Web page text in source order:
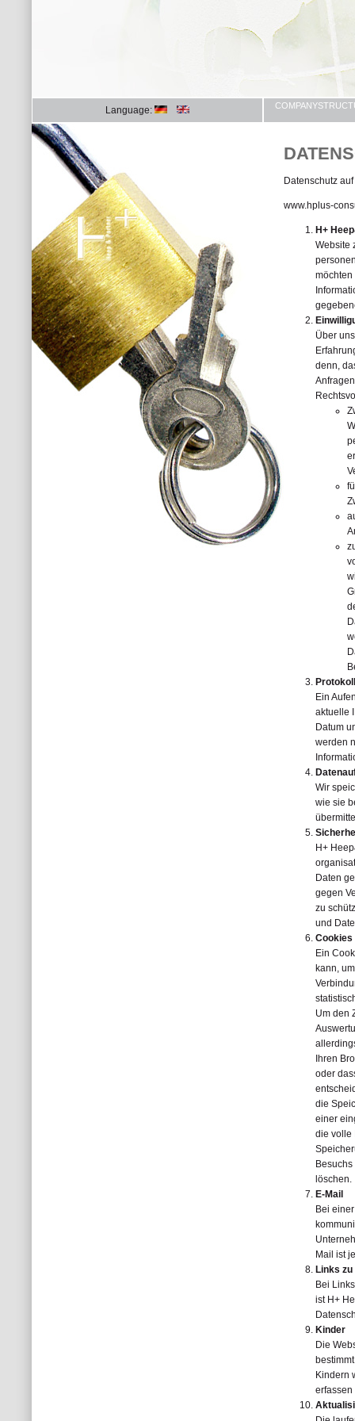
Language:
Datenschutz
www.hplus-
H+
Website
möchten
Über
denn,
Ein
aktuelle
Datum
werden
Wir
wie sie
H+
Daten
gegen
zu
und
Cookies
Ein
kann,
Um den
Ihren
oder
die
einer
die volle
löschen.
E-Mail
Bei
Mail ist
Links
Bei
ist H+
Kinder
Die
Kindern